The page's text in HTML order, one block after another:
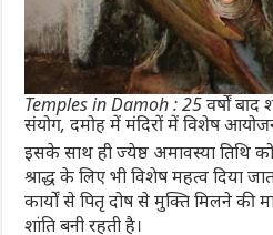
Temples in Damoh : 25 वर्षों बाद
संयोग, दमोह में मंदिरों में विशेष
इसके साथ ही ज्येष्ठ अमावस्या तिथि
श्राद्ध के लिए भी विशेष महत्व दिया
कार्यों से पितृ दोष से मुक्ति मिलने की
शांति बनी रहती है।